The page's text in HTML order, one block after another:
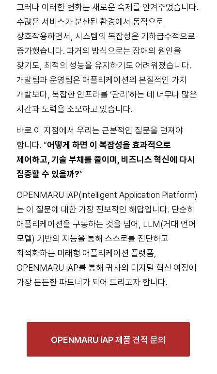
그러나 이러한 변화는 새로운 숙제를 안겨주었습니다.
수많은 서비스가 분산된 환경에서 동적으로
상호작용하면서, 시스템의 복잡성은 기하급수적으로
증가했습니다. 과거의 방식으로는 장애의 원인을
찾기도, 최적의 성능을 유지하기도 어려워졌습니다.
개발팀과 운영팀은 애플리케이션의 본질적인 가치
개발보다, 복잡한 인프라를 ‘관리’하는 데 너무나 많은
시간과 노력을 소모하고 있습니다.
바로 이 지점에서 우리는 근본적인 질문을 던져야
합니다. “어떻게 하면 이 복잡성을 효과적으로
제어하고, 기술 부채를 줄이며, 비즈니스 혁신에 다시
집중할 수 있을까?”
OPENMARU iAP(intelligent Application Platform)
는 이 질문에 대한 가장 진보적인 해답입니다. 단순히
애플리케이션을 구동하는 것을 넘어, LLM(거대 언어
모델) 기반의 지능을 통해 스스로를 진단하고
최적화하는 미래형 애플리케이션 플랫폼,
OPENMARU iAP를 통해 귀사의 디지털 혁신 여정에
가장 든든한 파트너가 되어 드리고자 합니다.
OPENMARU iAP 제품 견적 문의